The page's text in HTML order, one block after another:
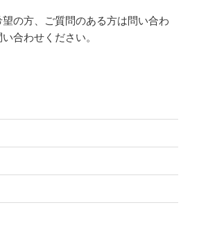
の方、ご質問のある方は問い合わ
合わせください。